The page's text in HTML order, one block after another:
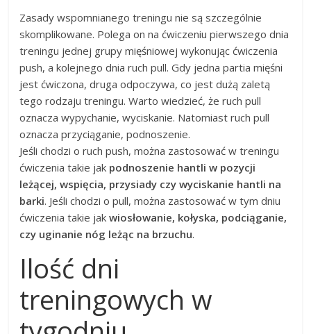
Zasady wspomnianego treningu nie są szczególnie
skomplikowane. Polega on na ćwiczeniu pierwszego dnia
treningu jednej grupy mięśniowej wykonując ćwiczenia
push, a kolejnego dnia ruch pull. Gdy jedna partia mięśni
jest ćwiczona, druga odpoczywa, co jest dużą zaletą
tego rodzaju treningu. Warto wiedzieć, że ruch pull
oznacza wypychanie, wyciskanie. Natomiast ruch pull
oznacza przyciąganie, podnoszenie.
Jeśli chodzi o ruch push, można zastosować w treningu
ćwiczenia takie jak podnoszenie hantli w pozycji
leżącej, wspięcia, przysiady czy wyciskanie hantli na
barki. Jeśli chodzi o pull, można zastosować w tym dniu
ćwiczenia takie jakwiosłowanie, kołyska, podciąganie,
czy uginanie nóg leżąc na brzuchu.
Ilość dni
treningowych w